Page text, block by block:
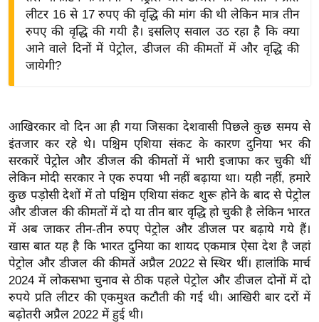
शे
ष
ज्ञ
रा
य
ब
ज
ट
खे
ल
क्रि
लीटर 16 से 17 रुपए की वृद्धि की मांग की थी लेकिन मात्र तीन
रुपए की वृद्धि की गयी है। इसलिए सवाल उठ रहा है कि क्या
आने वाले दिनों में पेट्रोल, डीजल की कीमतों में और वृद्धि की
जायेगी?
आखिरकार वो दिन आ ही गया जिसका देशवासी पिछले कुछ समय से
इंतजार कर रहे थे। पश्चिम एशिया संकट के कारण दुनिया भर की
सरकारें पेट्रोल और डीजल की कीमतों में भारी इजाफा कर चुकी थीं
लेकिन मोदी सरकार ने एक रुपया भी नहीं बढ़ाया था। यही नहीं, हमारे
कुछ पड़ोसी देशों में तो पश्चिम एशिया संकट शुरू होने के बाद से पेट्रोल
और डीजल की कीमतों में दो या तीन बार वृद्धि हो चुकी है लेकिन भारत
में अब जाकर तीन-तीन रुपए पेट्रोल और डीजल पर बढ़ाये गये हैं।
खास बात यह है कि भारत दुनिया का शायद एकमात्र ऐसा देश है जहां
पेट्रोल और डीजल की कीमतें अप्रैल 2022 से स्थिर थीं। हालांकि मार्च
2024 में लोकसभा चुनाव से ठीक पहले पेट्रोल और डीजल दोनों में दो
रुपये प्रति लीटर की एकमुश्त कटौती की गई थी। आखिरी बार दरों में
बढ़ोतरी अप्रैल 2022 में हुई थी।